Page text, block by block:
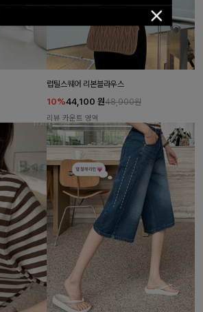
럽틸스퀘어 리본블라우스
10%44,100 원48,900원
리뷰 카운트 영역